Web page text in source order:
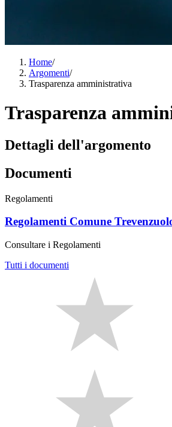
Home/
Argomenti/
Trasparenza amministrativa
Trasparenza
Dettagli dell'argomento
Documenti
Regolamenti
Regolamenti Comune
Consultare i Regolamenti
Tutti i documenti